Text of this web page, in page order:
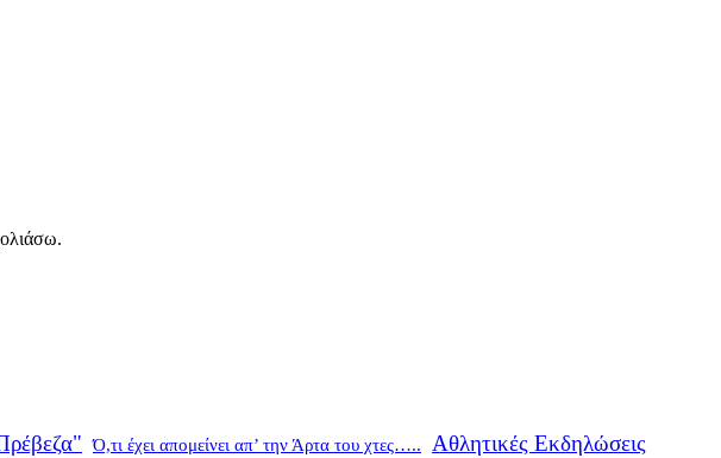
Ό,τι έχει απομείνει απ’ την Άρτα του χτες….. Αθλητικές Εκδηλώσεις